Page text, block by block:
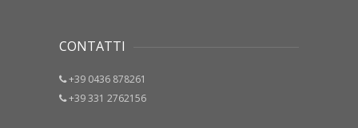
CONTATTI
+39 0436 878261
+39 331 2762156